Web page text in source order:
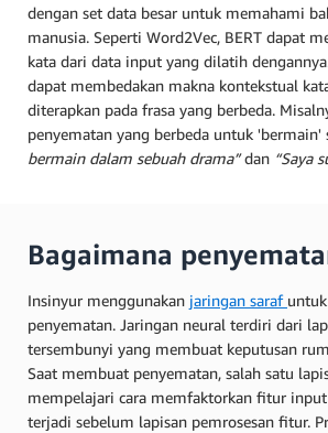
dengan set data besar untuk memahami
manusia. Seperti Word2Vec, BERT dapat
kata dari data input yang dilatih
dapat membedakan makna kontekstual
diterapkan pada frasa yang berbeda.
penyematan yang berbeda untuk 'bermain'
bermain dalam sebuah drama”dan “Saya
Bagaimana
Insinyur menggunakan jaringan saraf
penyematan. Jaringan neural terdiri dari
tersembunyi yang membuat keputusan
Saat membuat penyematan, salah satu
mempelajari cara memfaktorkan fitur
terjadi sebelum lapisan pemrosesan fitur.